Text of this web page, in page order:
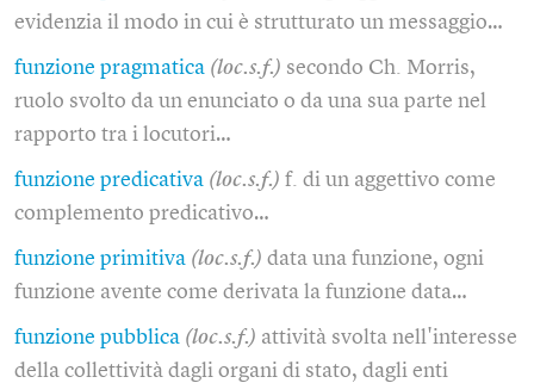
evidenzia il modo in cui è strutturato un messaggio…
funzione pragmatica (loc.s.f.) secondo Ch. Morris,
ruolo svolto da un enunciato o da una sua parte nel
rapporto tra i locutori…
funzione predicativa (loc.s.f.) f. di un aggettivo come
complemento predicativo…
funzione primitiva (loc.s.f.) data una funzione, ogni
funzione avente come derivata la funzione data…
funzione pubblica (loc.s.f.) attività svolta nell'interesse
della collettività dagli organi di stato, dagli enti